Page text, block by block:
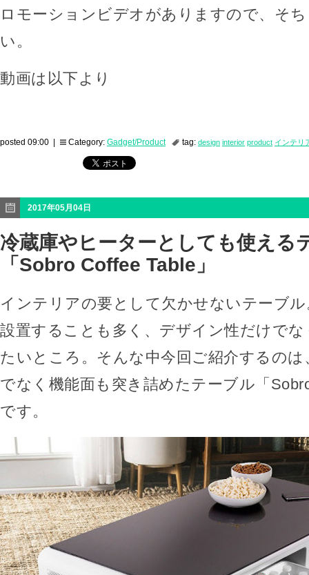
ロモーションビデオがありますので、そ
い。
動画は以下より
posted 09:00 | Category: Gadget/Product tag: design interior product インテリ
2017年05月04日
冷蔵庫やヒーターとしても使える
「Sobro Coffee Table」
インテリアの要として欠かせないテーブ
設置することも多く、デザイン性だけで
たいところ。そんな中今回ご紹介するの
でなく機能面も突き詰めたテーブル「
です。